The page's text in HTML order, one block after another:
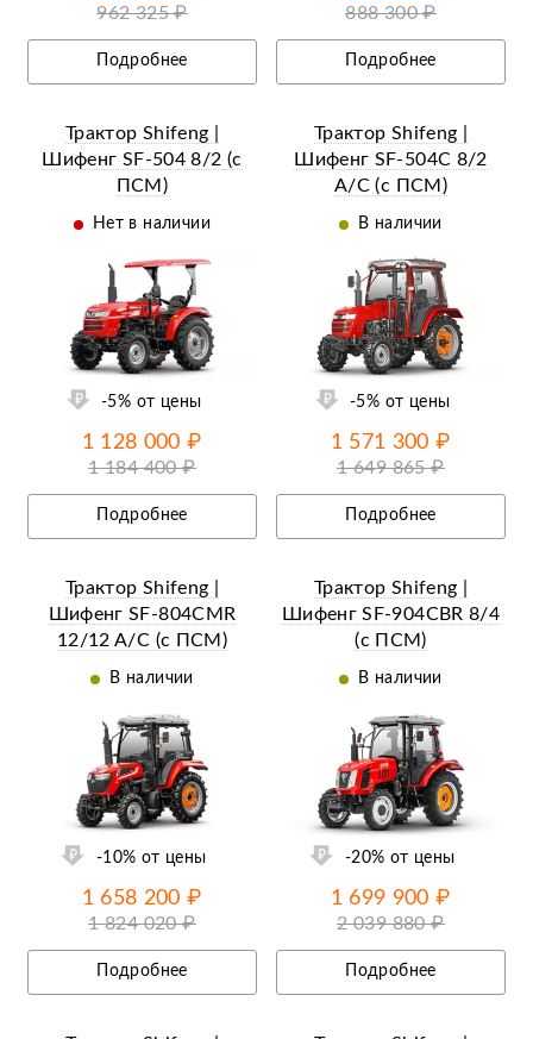
962 325 ₽
Подробнее
888 300 ₽
Подробнее
Трактор Shifeng |
Шифенг SF-504 8/2 (с
ПСМ)
Нет в наличии
-5% от цены
1 128 000 ₽
1 184 400 ₽
Подробнее
Трактор Shifeng |
Шифенг SF-504С 8/2
A/C (с ПСМ)
В наличии
Ещё 39 фотографий
-5% от цены
1 571 300 ₽
1 649 865 ₽
Подробнее
Трактор Shifeng |
Шифенг SF-804СMR
12/12 A/C (с ПСМ)
В наличии
-10% от цены
1 658 200 ₽
1 824 020 ₽
Подробнее
Трактор Shifeng |
Шифенг SF-904СBR 8/4
(с ПСМ)
В наличии
Ещё 27 фотографий
-20% от цены
1 699 900 ₽
2 039 880 ₽
Подробнее